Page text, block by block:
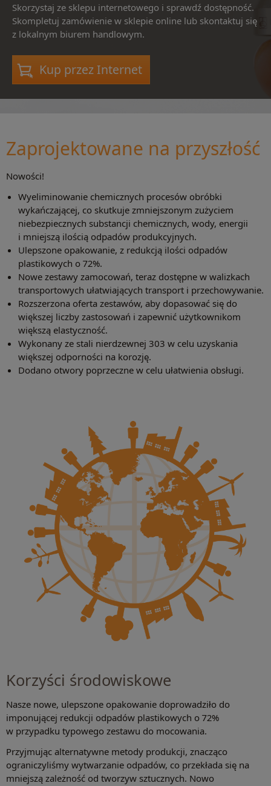
Skorzystaj ze sklepu internetowego i sprawdź dostępność.
Skompletuj zamówienie w sklepie online lub skontaktuj się
z lokalnym biurem handlowym.
Kup przez Internet
Zaprojektowane na przyszłość
Nowości!
Wyeliminowanie chemicznych procesów obróbki
wykańczającej, co skutkuje zmniejszonym zużyciem
niebezpiecznych substancji chemicznych, wody, energii
i mniejszą ilością odpadów produkcyjnych.
Ulepszone opakowanie, z redukcją ilości odpadów
plastikowych o 72%.
Nowe zestawy zamocowań, teraz dostępne w walizkach
transportowych ułatwiających transport i przechowywanie.
Rozszerzona oferta zestawów, aby dopasować się do
większej liczby zastosowań i zapewnić użytkownikom
większą elastyczność.
Wykonany ze stali nierdzewnej 303 w celu uzyskania
większej odporności na korozję.
Dodano otwory poprzeczne w celu ułatwienia obsługi.
Korzyści środowiskowe
Nasze nowe, ulepszone opakowanie doprowadziło do
imponującej redukcji odpadów plastikowych o 72%
w przypadku typowego zestawu do mocowania.
Przyjmując alternatywne metody produkcji, znacząco
ograniczyliśmy wytwarzanie odpadów, co przekłada się na
mniejszą zależność od tworzyw sztucznych. Nowo